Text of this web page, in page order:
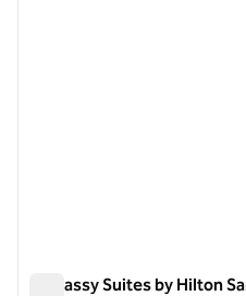
Embassy Suites by Hilton